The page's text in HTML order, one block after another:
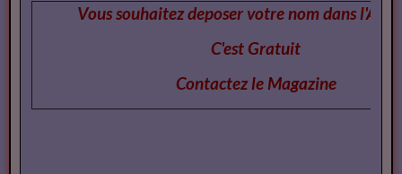
Vous souhaitez deposer votre nom dans
C'est Gratuit
Contactez le Magazine